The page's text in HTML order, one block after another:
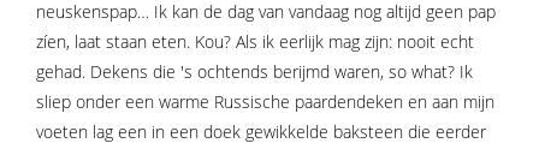
neuskenspap… Ik kan de dag van vandaag nog altijd geen pap
zíen, laat staan eten. Kou? Als ik eerlijk mag zijn: nooit echt
gehad. Dekens die 's ochtends berijmd waren, so what? Ik
sliep onder een warme Russische paardendeken en aan mijn
voeten lag een in een doek gewikkelde baksteen die eerder